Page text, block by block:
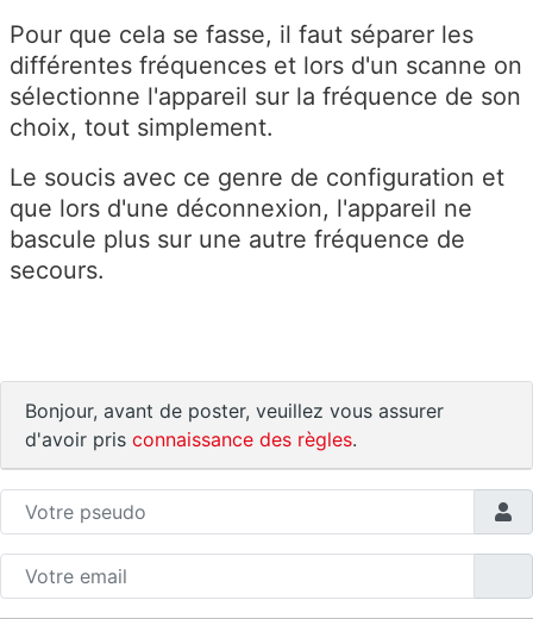
Pour que cela se fasse, il faut séparer les
différentes fréquences et lors d'un scanne on
sélectionne l'appareil sur la fréquence de son
choix, tout simplement.
Le soucis avec ce genre de configuration et
que lors d'une déconnexion, l'appareil ne
bascule plus sur une autre fréquence de
secours.
Bonjour, avant de poster, veuillez vous assurer
d'avoir pris connaissance des règles.